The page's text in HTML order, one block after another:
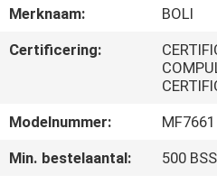
OVER
ONS
Merknaam:
BOLI
Certificering:
Modelnummer:
MF7661
Min. bestelaantal:
500 BSS